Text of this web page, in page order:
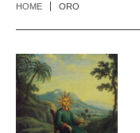
HOME ORO